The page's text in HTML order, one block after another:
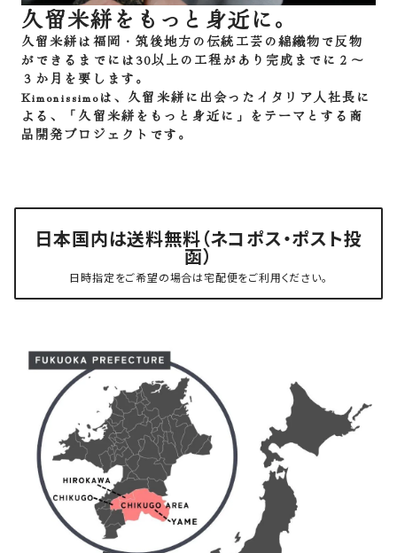
久留米絣をもっと身近に。
久留米絣は福岡・筑後地方の伝統工芸の綿織物で反物
ができるまでには30以上の工程があり完成までに２～
３か月を要します。
Kimonissimoは、久留米絣に出会ったイタリア人社長に
よる、「久留米絣をもっと身近に」をテーマとする商
品開発プロジェクトです。
日本国内は送料無料（ネコポス・ポスト投
函）
日時指定をご希望の場合は宅配便をご利用ください。